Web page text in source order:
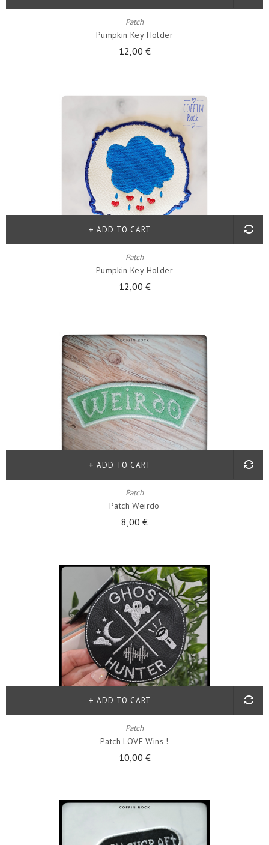
Patch
Pumpkin Key Holder
12,00 €
Patch
Pumpkin Key Holder
12,00 €
ADD TO CART
Patch
Patch Weirdo
8,00 €
ADD TO CART
Patch
Patch LOVE Wins !
10,00 €
ADD TO CART